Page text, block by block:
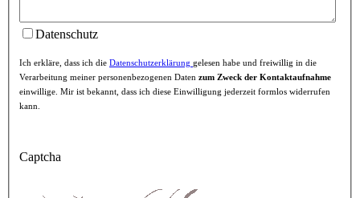
Datenschutz
Ich erkläre, dass ich die Datenschutzerklärung gelesen habe und freiwillig in die
Verarbeitung meiner personenbezogenen Daten zum Zweck der Kontaktaufnahme
einwillige. Mir ist bekannt, dass ich diese Einwilligung jederzeit formlos widerrufen
kann.
Captcha